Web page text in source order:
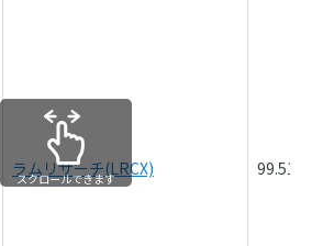
ラムリサーチ(LRCX) 99.51
スクロールできます